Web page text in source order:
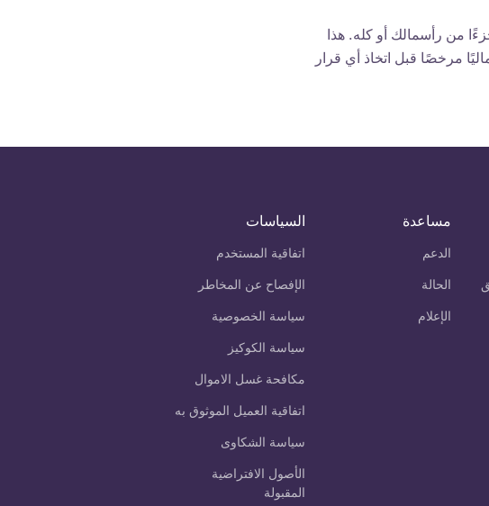
من رأسمالك أو كله. هذا
مرخصًا قبل اتخاذ أي قرار
مساعدة
الدعم
الحالة
الإعلام
السياسات
اتفاقية المستخدم
الإفصاح عن المخاطر
سياسة الخصوصية
سياسة الكوكيز
مكافحة غسل الاموال
اتفاقية العميل الموثوق به
سياسة الشكاوى
الأصول الافتراضية
المقبولة